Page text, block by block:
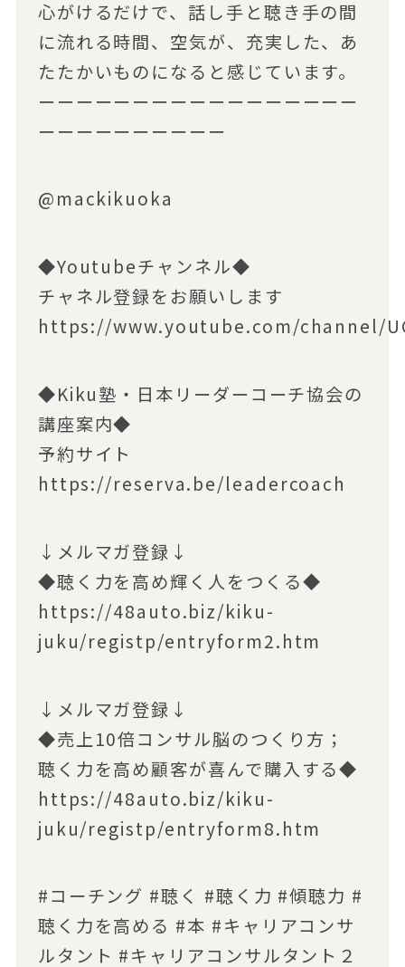
心がけるだけで、話し手と聴き手の間
に流れる時間、空気が、充実した、あ
たたかいものになると感じています。
ーーーーーーーーーーーーーーーーー
ーーーーーーーーーー
@mackikuoka
◆Youtubeチャンネル◆
チャネル登録をお願いします
https://www.youtube.com/channel/
◆Kiku塾・日本リーダーコーチ協会の
講座案内◆
予約サイト
https://reserva.be/leadercoach
↓メルマガ登録↓
◆聴く力を高め輝く人をつくる◆
https://48auto.biz/kiku-
juku/registp/entryform2.htm
↓メルマガ登録↓
◆売上10倍コンサル脳のつくり方；
聴く力を高め顧客が喜んで購入する◆
https://48auto.biz/kiku-
juku/registp/entryform8.htm
#コーチング #聴く #聴く力 #傾聴力 #
聴く力を高める #本 #キャリアコンサ
ルタント #キャリアコンサルタント２